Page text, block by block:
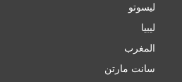
ليسوتو
ليبيا
المغرب
سانت مارتن